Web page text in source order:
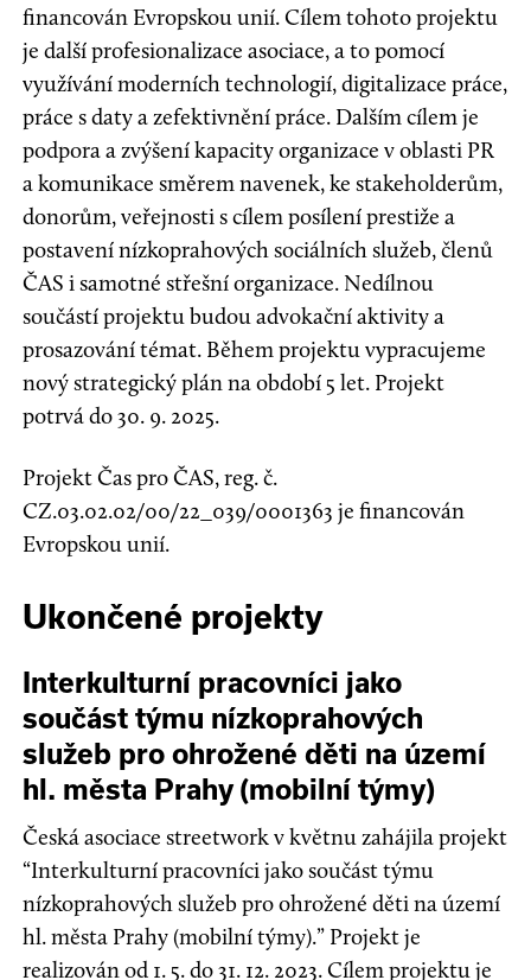
financován Evropskou unií. Cílem tohoto projektu
je další profesionalizace asociace, a to pomocí
využívání moderních technologií, digitalizace práce,
práce s daty a zefektivnění práce. Dalším cílem je
podpora a zvýšení kapacity organizace v oblasti PR
a komunikace směrem navenek, ke stakeholderům,
donorům, veřejnosti s cílem posílení prestiže a
postavení nízkoprahových sociálních služeb, členů
ČAS i samotné střešní organizace. Nedílnou
součástí projektu budou advokační aktivity a
prosazování témat. Během projektu vypracujeme
nový strategický plán na období 5 let. Projekt
potrvá do 30. 9. 2025.
Projekt Čas pro ČAS, reg. č.
CZ.03.02.02/00/22_039/0001363 je financován
Evropskou unií.
Ukončené projekty
Interkulturní pracovníci jako
součást týmu nízkoprahových
služeb pro ohrožené děti na území
hl. města Prahy (mobilní týmy)
Česká asociace streetwork v květnu zahájila projekt
“Interkulturní pracovníci jako součást týmu
nízkoprahových služeb pro ohrožené děti na území
hl. města Prahy (mobilní týmy).” Projekt je
realizován od 1. 5. do 31. 12. 2023. Cílem projektu je